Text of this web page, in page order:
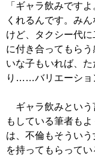
「ギャラ飲みです
くれるんです。み
けど、タクシー代
に付き合ってもら
いな子もいれば、
り……バリエーショ
ギャラ飲みという
もしている筆者も
は、不倫もそうい
を持ってもらってい